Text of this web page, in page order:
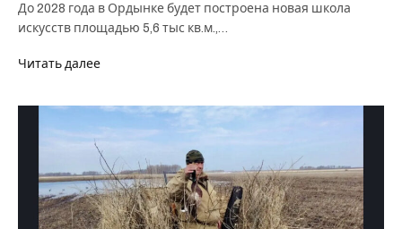
До 2028 года в Ордынке будет построена новая школа
искусств площадью 5,6 тыс кв.м.,…
Читать далее